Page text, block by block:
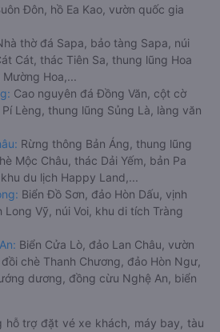
Đôn, hồ Ea Kao, vườn quốc gia
thờ đá Sapa, bảo tàng Sapa, núi
Cát, thác Tiên Sa, thung lũng Hoa
Hoa,...
Cao nguyên đá Đồng Văn, cột cờ
Lèng, thung lũng Sủng Là, làng văn
Rừng thông Bản Áng, thung lũng
Mộc Châu, thác Dải Yếm, bản Pa
du lịch Happy Land,...
Biển Đồ Sơn, đảo Hòn Dấu, vịnh
Long Vỹ, núi Voi, khu di tích Tràng
Biển Cửa Lò, đảo Lan Châu, vườn
chè Thanh Chương, đảo Hòn Ngư,
dương, đồng cừu Nghệ An, biển
hỗ trợ đặt vé xe khách, máy bay, tàu